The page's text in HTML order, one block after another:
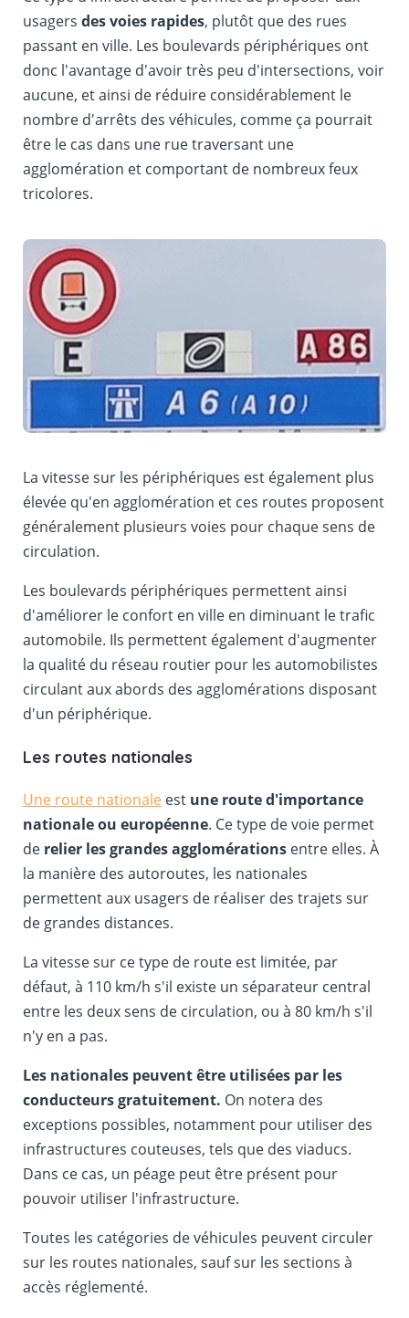
usagers des voies rapides, plutôt que des rues
passant en ville. Les boulevards périphériques ont
donc l'avantage d'avoir très peu d'intersections, voir
aucune, et ainsi de réduire considérablement le
nombre d'arrêts des véhicules, comme ça pourrait
être le cas dans une rue traversant une
agglomération et comportant de nombreux feux
tricolores.
La vitesse sur les périphériques est également plus
élevée qu'en agglomération et ces routes proposent
généralement plusieurs voies pour chaque sens de
circulation.
Les boulevards périphériques permettent ainsi
d'améliorer le confort en ville en diminuant le trafic
automobile. Ils permettent également d'augmenter
la qualité du réseau routier pour les automobilistes
circulant aux abords des agglomérations disposant
d'un périphérique.
Les routes nationales
Une route nationaleest une route d'importance
nationale ou européenne. Ce type de voie permet
de relier les grandes agglomérationsentre elles. À
la manière des autoroutes, les nationales
permettent aux usagers de réaliser des trajets sur
de grandes distances.
La vitesse sur ce type de route est limitée, par
défaut, à 110 km/h s'il existe un séparateur central
entre les deux sens de circulation, ou à 80 km/h s'il
n'y en a pas.
Les nationales peuvent être utilisées par les
conducteurs gratuitement. On notera des
exceptions possibles, notamment pour utiliser des
infrastructures couteuses, tels que des viaducs.
Dans ce cas, un péage peut être présent pour
pouvoir utiliser l'infrastructure.
Toutes les catégories de véhicules peuvent circuler
sur les routes nationales, sauf sur les sections à
accès réglementé.